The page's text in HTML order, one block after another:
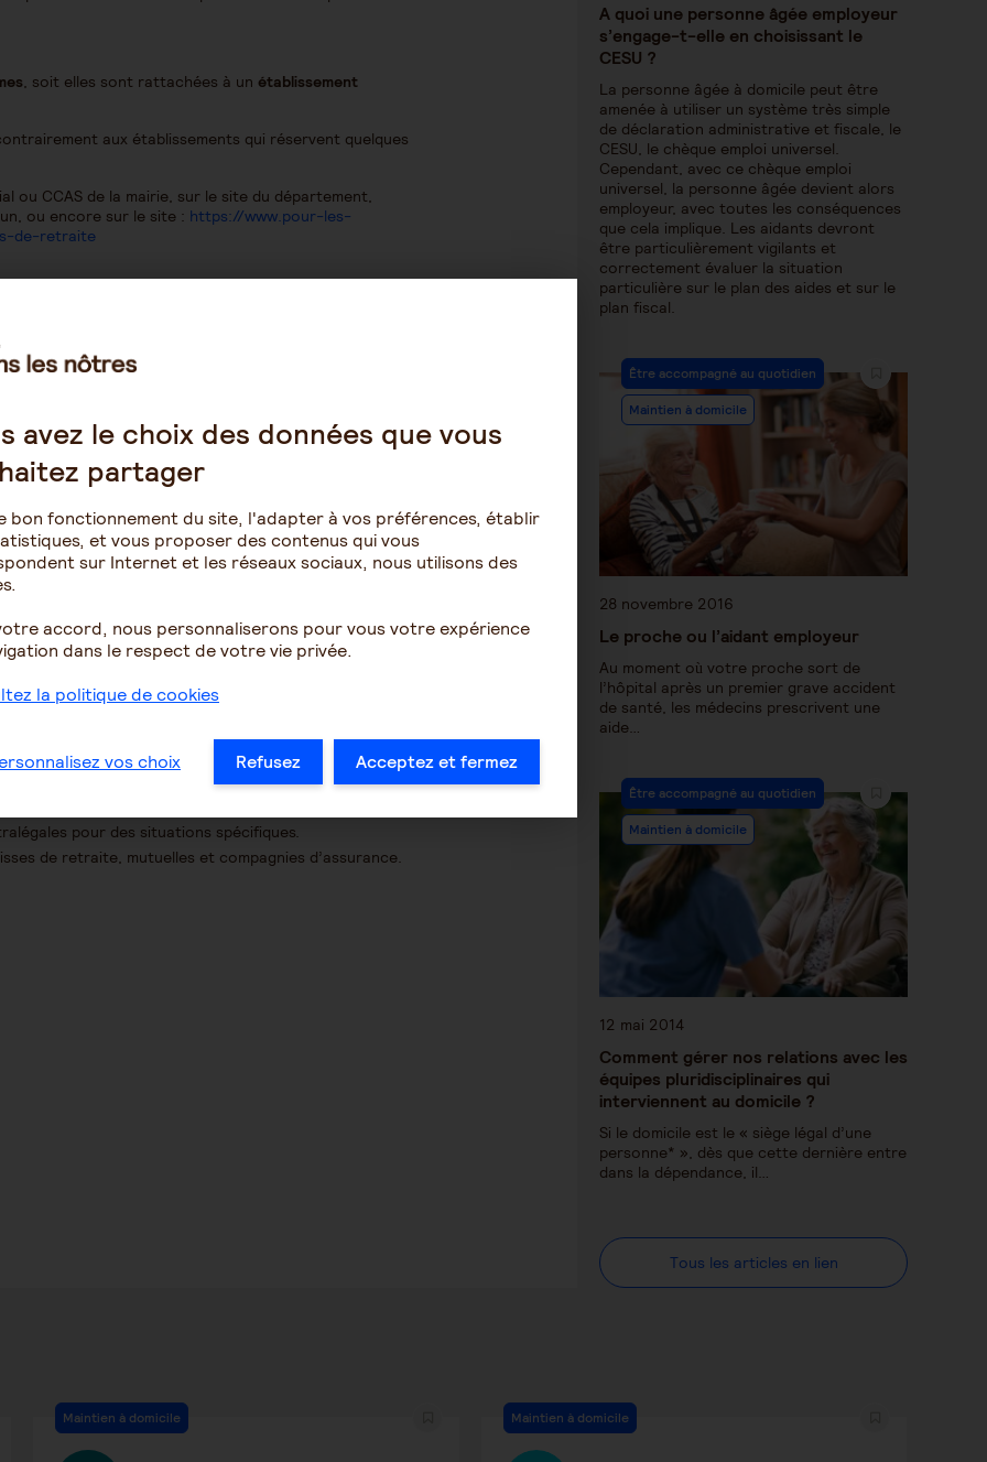
, soit elles sont rattachées à un établissement
aux établissements qui réservent quelques
ou CCAS de la mairie, sur le site du département,
ou encore sur le site : https://www.pour-les-
de-retraite
ou une journée, généralement entre 8h45 ou 9 heures
du repas et déjeune sur place.
aux activités animées par des professionnels
le transport. Ils viennent chercher la personne à son
sont révisés annuellement.
de « dépendance » de la personne et de ses
€ jour .
de jour, il existe différentes aides :
est en 2022 d’un montant de 510,26 € par an et par
par la personne aidée. Il faut en faire la
pour des situations spécifiques.
de retraite, mutuelles et compagnies d’assurance.
A quoi une personne âgée employeur
s’engage-t-elle en choisissant le
CESU ?
La personne âgée à domicile peut être
amenée à utiliser un système très simple
de déclaration administrative et fiscale, le
CESU, le chèque emploi universel.
Cependant, avec ce chèque emploi
universel, la personne âgée devient alors
employeur, avec toutes les conséquences
que cela implique. Les aidants devront
être particulièrement vigilants et
correctement évaluer la situation
particulière sur le plan des aides et sur le
plan fiscal.
Être accompagné au quotidien
Maintien à domicile
28 novembre 2016
Le proche ou l’aidant employeur
Au moment où votre proche sort de
l’hôpital après un premier grave accident
de santé, les médecins prescrivent une
aide…
Être accompagné au quotidien
Maintien à domicile
12 mai 2014
Comment gérer nos relations avec les
équipes pluridisciplinaires qui
interviennent au domicile ?
Si le domicile est le « siège légal d’une
personne* », dès que cette dernière entre
dans la dépendance, il…
Tous les articles en lien
Maintien à domicile Maintien à domicile
avez le choix des données que vous
partager
bon fonctionnement du site, l'adapter à vos préférences, établir
et vous proposer des contenus qui vous
sur Internet et les réseaux sociaux, nous utilisons des
accord, nous personnaliserons pour vous votre expérience
dans le respect de votre vie privée.
la politique de cookies
vos choix Refusez Acceptez et fermez